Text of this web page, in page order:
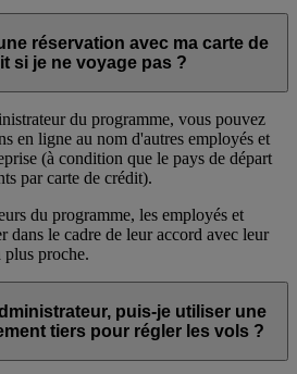
réservation avec ma carte de
si je ne voyage pas ?
du programme, vous pouvez
en ligne au nom d'autres employés et
(à condition que le pays de départ
par carte de crédit).
du programme, les employés et
dans le cadre de leur accord avec leur
plus proche.
puis-je utiliser une
tiers pour régler les vols ?